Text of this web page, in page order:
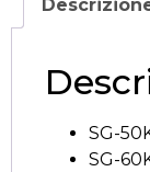
SG-
SG-